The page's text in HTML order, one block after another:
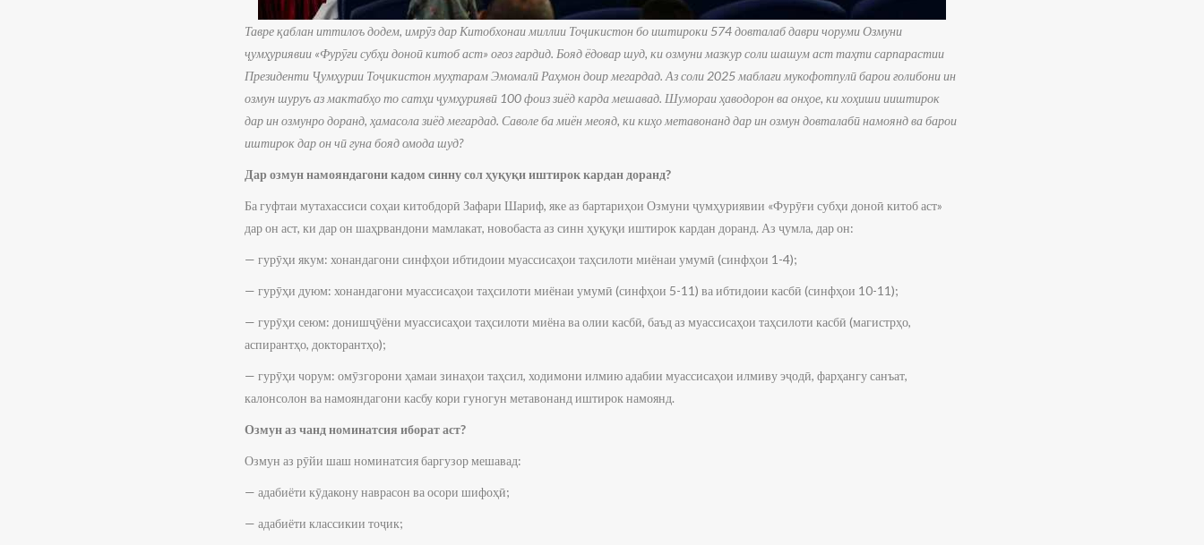
Тавре қаблан иттилоъ додем, имрӯз дар Китобхонаи миллии Тоҷикистон бо иштироки 574 довталаб даври чоруми Озмуни
ҷумҳуриявии «Фурӯғи субҳи доноӣ китоб аст» оғоз гардид. Бояд ёдовар шуд, ки озмуни мазкур соли шашум аст таҳти сарпарастии
Президенти Ҷумҳурии Тоҷикистон муҳтарам Эмомалӣ Раҳмон доир мегардад. Аз соли 2025 маблағи мукофотпулӣ барои ғолибони ин
озмун шуруъ аз мактабҳо то сатҳи ҷумҳуриявӣ 100 фоиз зиёд карда мешавад. Шумораи ҳаводорон ва онҳое, ки хоҳиши ииштирок
дар ин озмунро доранд, ҳамасола зиёд мегардад. Саволе ба миён меояд, ки киҳо метавонанд дар ин озмун довталабӣ намоянд ва барои
иштирок дар он чӣ гуна бояд омода шуд?
Дар озмун намояндагони кадом синну сол ҳуқуқи иштирок кардан доранд?
Ба гуфтаи мутахассиси соҳаи китобдорӣ Зафари Шариф, яке аз бартариҳои Озмуни ҷумҳуриявии «Фурӯғи субҳи доноӣ китоб аст»
дар он аст, ки дар он шаҳрвандони мамлакат, новобаста аз синн ҳуқуқи иштирок кардан доранд. Аз ҷумла, дар он:
— гурӯҳи якум: хонандагони синфҳои ибтидоии муассисаҳои таҳсилоти миёнаи умумӣ (синфҳои 1-4);
— гурӯҳи дуюм: хонандагони муассисаҳои таҳсилоти миёнаи умумӣ (синфҳои 5-11) ва ибтидоии касбӣ (синфҳои 10-11);
— гурӯҳи сеюм: донишҷӯёни муассисаҳои таҳсилоти миёна ва олии касбӣ, баъд аз муассисаҳои таҳсилоти касбӣ (магистрҳо,
аспирантҳо, докторантҳо);
— гурӯҳи чорум: омӯзгорони ҳамаи зинаҳои таҳсил, ходимони илмию адабии муассисаҳои илмиву эҷодӣ, фарҳангу санъат,
калонсолон ва намояндагони касбу кори гуногун метавонанд иштирок намоянд.
Озмун аз чанд номинатсия иборат аст?
Озмун аз рӯйи шаш номинатсия баргузор мешавад:
— адабиёти кӯдакону наврасон ва осори шифоҳӣ;
— адабиёти классикии тоҷик;